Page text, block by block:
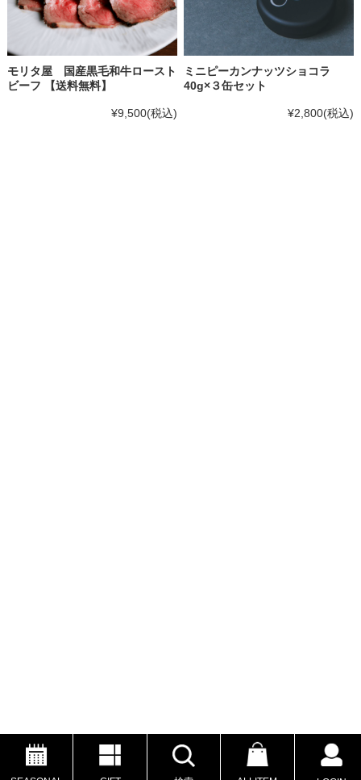
モリタ屋 国産黒毛和牛ロースト
ビーフ 【送料無料】
¥9,500(税込)
ミニピーカンナッツショコラ
40g×３缶セット
¥2,800(税込)